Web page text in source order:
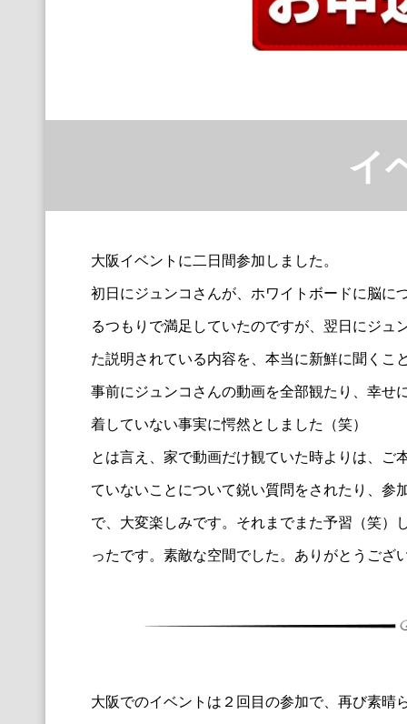
イ
大阪イベントに二日間参加しました。
初日にジュンコさんが、ホワイトボードに脳に
るつもりで満足していたのですが、翌日にジ
た説明されている内容を、本当に新鮮に聞くこ
事前にジュンコさんの動画を全部観たり、幸せ
着していない事実に愕然としました（笑）
とは言え、家で動画だけ観ていた時よりは、
ていないことについて鋭い質問をされたり、参
で、大変楽しみです。それまでまた予習（笑
ったです。素敵な空間でした。ありがとうござ
大阪でのイベントは２回目の参加で、再び素晴